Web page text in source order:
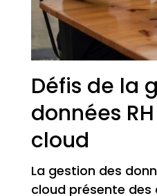
Défis de la
données
cloud
La gestion des
cloud présente des